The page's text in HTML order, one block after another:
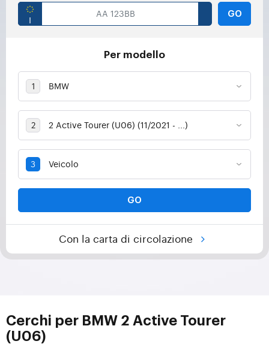
GO
Per modello
GO
Con la carta di circolazione
Cerchi per BMW 2 Active Tourer
(U06)